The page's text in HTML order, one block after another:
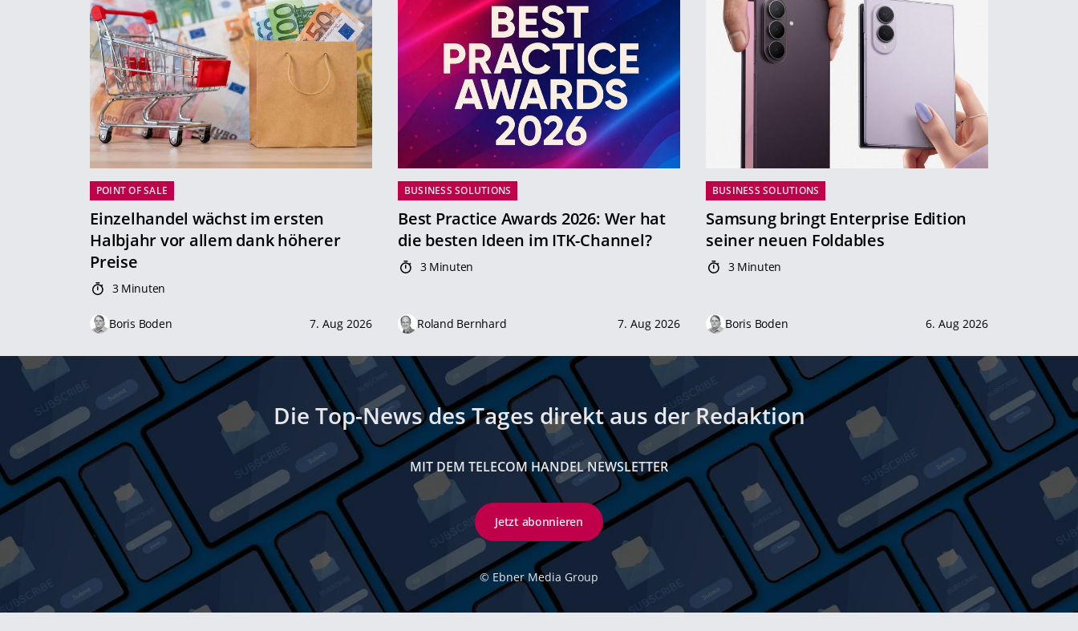
POINT OF SALE
Einzelhandel wächst im ersten
Halbjahr vor allem dank höherer
Preise
3 Minuten
Boris Boden 7. Aug 2026
BUSINESS SOLUTIONS
Best Practice Awards 2026: Wer hat
die besten Ideen im ITK-Channel?
3 Minuten
Roland Bernhard 7. Aug 2026
BUSINESS SOLUTIONS
Samsung bringt Enterprise Edition
seiner neuen Foldables
3 Minuten
Boris Boden 6. Aug 2026
Die Top-News des Tages direkt aus der Redaktion
MIT DEM TELECOM HANDEL NEWSLETTER
Jetzt abonnieren
© Ebner Media Group